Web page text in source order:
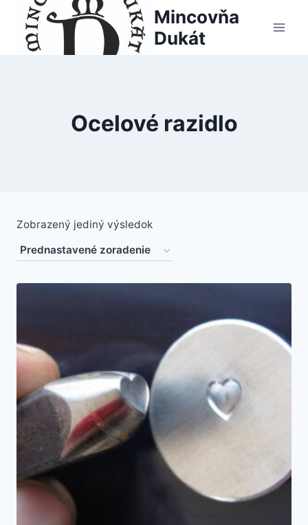
content
Mincovňa
Dukát
Ocelové razidlo
Zobrazený jediný výsledok